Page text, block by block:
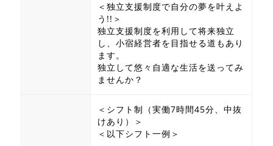
＜独立支援制度で自分の夢を叶えよ
う!!＞
独立支援制度を利用して将来独立
し、小宿経営者を目指せる道もあり
ます。
独立して悠々自適な生活を送ってみ
ませんか？
＜シフト制（実働7時間45分、中抜
けあり）＞
＜以下シフト一例＞